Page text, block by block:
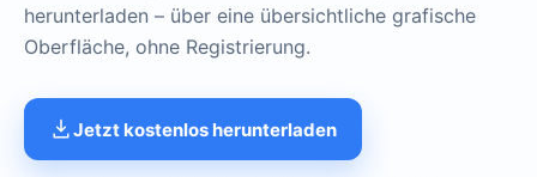
herunterladen – über eine übersichtliche grafische
Oberfläche, ohne Registrierung.
Jetzt kostenlos herunterladen